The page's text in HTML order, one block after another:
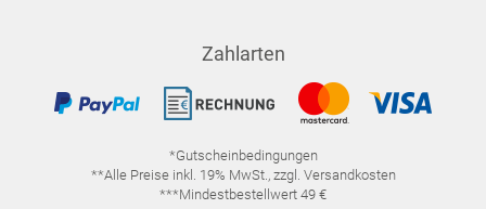
Zahlarten
*Gutscheinbedingungen
**Alle Preise inkl. 19% MwSt., zzgl. Versandkosten
***Mindestbestellwert 49 €